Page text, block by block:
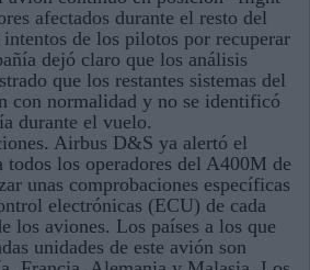
afectados durante el resto del
de los pilotos por recuperar
dejó claro que los análisis
que los restantes sistemas del
con normalidad y no se identificó
durante el vuelo.
Airbus D&S ya alertó el
todos los operadores del A400M de
unas comprobaciones específicas
electrónicas (ECU) de cada
los aviones. Los países a los que
unidades de este avión son